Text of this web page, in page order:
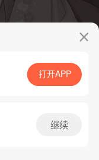
App免费看
打开APP
继续